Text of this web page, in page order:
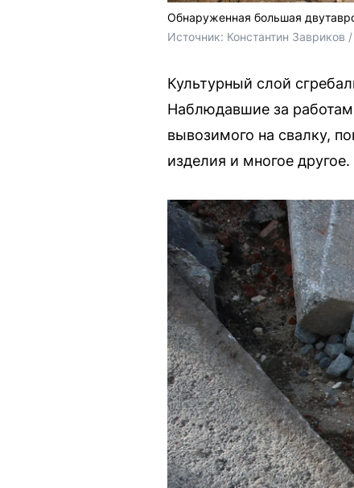
Обнаруженная большая
Источник: Константин Завриков /
Культурный слой
Наблюдавшие за
вывозимого на свалку,
изделия и многое другое.